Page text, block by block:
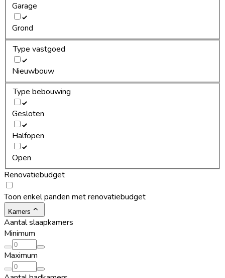
Garage
Grond
Type vastgoed
Nieuwbouw
Type bebouwing
Gesloten
Halfopen
Open
Renovatiebudget
Toon enkel panden met renovatiebudget
Kamers
Aantal slaapkamers
Minimum
Maximum